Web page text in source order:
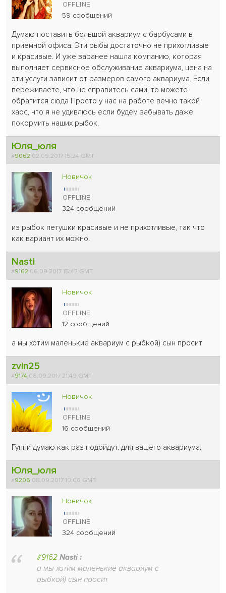
59 сообщений
Думаю поставить большой аквариум с барбусами в
приемной офиса. Эти рыбы достаточно не прихотливые
и красивые. И уже заранее нашла компанию, которая
выполняет сервисное обслуживание аквариума, цена на
эти услуги зависит от размеров самого аквариума. Если
переживаете, что не справитесь сами, то можете
обратится сюда Просто у нас на работе вечно такой
хаос, что я не удивлюсь если будем забывать даже
покормить наших рыбок.
Юля_юля
#9062 02.09.2017 15:24 GMT
Новичок
324 сообщений
из рыбок петушки красивые и не прихотливые, так что
как вариант их можно.
Nasti
#9162 06.09.2017 15:42 GMT
Новичок
12 сообщений
а мы хотим маленькие аквариум с рыбкой) сын просит
zvin25
#9174 06.09.2017 21:49 GMT
Новичок
16 сообщений
Гуппи думаю как раз подойдут. для вашего аквариума.
Юля_юля
#9206 08.09.2017 10:06 GMT
Новичок
324 сообщений
#9162 Nasti :
а мы хотим маленькие аквариум с
рыбкой) сын просит